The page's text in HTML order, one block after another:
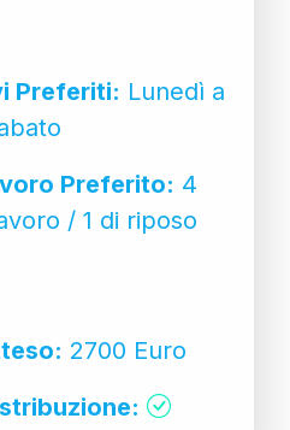
Preferiti: Lunedì a
Preferito: 4
/ 1 di riposo
2700 Euro